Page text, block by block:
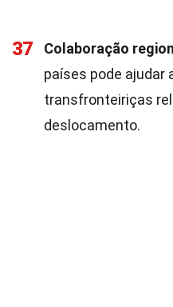
37 Colaboração
países pode ajudar
transfronteiriças
deslocamento.